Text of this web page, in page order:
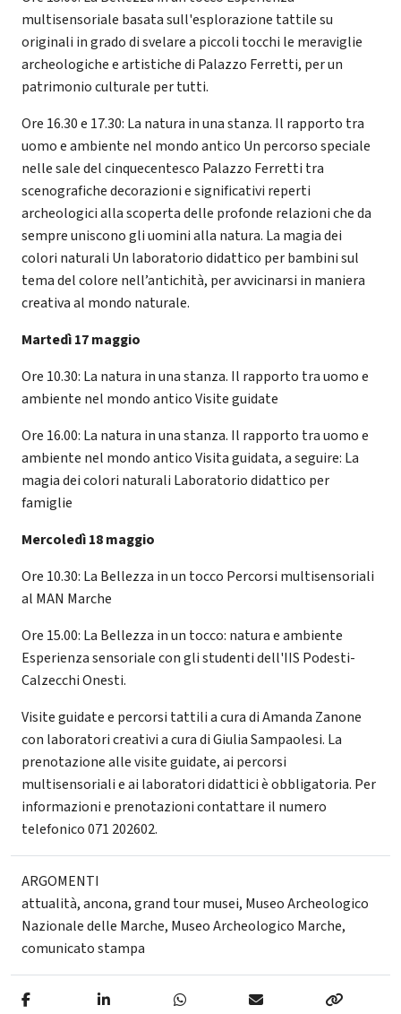
multisensoriale basata sull'esplorazione tattile su
originali in grado di svelare a piccoli tocchi le meraviglie
archeologiche e artistiche di Palazzo Ferretti, per un
patrimonio culturale per tutti.
Ore 16.30 e 17.30: La natura in una stanza. Il rapporto tra
uomo e ambiente nel mondo antico Un percorso speciale
nelle sale del cinquecentesco Palazzo Ferretti tra
scenografiche decorazioni e significativi reperti
archeologici alla scoperta delle profonde relazioni che da
sempre uniscono gli uomini alla natura. La magia dei
colori naturali Un laboratorio didattico per bambini sul
tema del colore nell’antichità, per avvicinarsi in maniera
creativa al mondo naturale.
Martedì 17 maggio
Ore 10.30: La natura in una stanza. Il rapporto tra uomo e
ambiente nel mondo antico Visite guidate
Ore 16.00: La natura in una stanza. Il rapporto tra uomo e
ambiente nel mondo antico Visita guidata, a seguire: La
magia dei colori naturali Laboratorio didattico per
famiglie
Mercoledì 18 maggio
Ore 10.30: La Bellezza in un tocco Percorsi multisensoriali
al MAN Marche
Ore 15.00: La Bellezza in un tocco: natura e ambiente
Esperienza sensoriale con gli studenti dell'IIS Podesti-
Calzecchi Onesti.
Visite guidate e percorsi tattili a cura di Amanda Zanone
con laboratori creativi a cura di Giulia Sampaolesi. La
prenotazione alle visite guidate, ai percorsi
multisensoriali e ai laboratori didattici è obbligatoria. Per
informazioni e prenotazioni contattare il numero
telefonico 071 202602.
ARGOMENTI
attualità,ancona,grand tour musei, Museo Archeologico
Nazionale delle Marche, Museo Archeologico Marche,
comunicato stampa